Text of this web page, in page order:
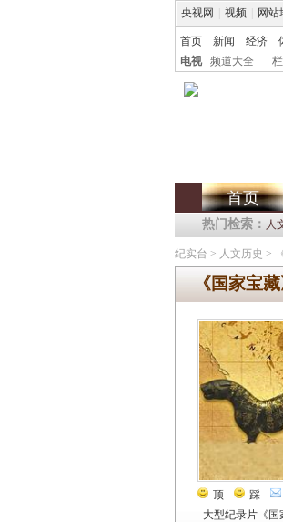
央视网 视频 网站
首页 新闻 经济
电视
频道大全
首页
热门检索： 人
纪实台 > 人文历史 >
《国家宝藏
顶 踩
大型纪录片《国